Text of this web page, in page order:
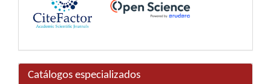
Catálogos especializados